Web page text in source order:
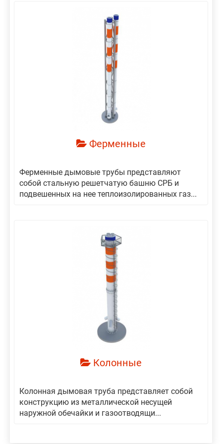
Ферменные
Ферменные дымовые трубы представляют
собой стальную решетчатую башню СРБ и
подвешенных на нее теплоизолированных газ...
Колонные
Колонная дымовая труба представляет собой
конструкцию из металлической несущей
наружной обечайки и газоотводящи...